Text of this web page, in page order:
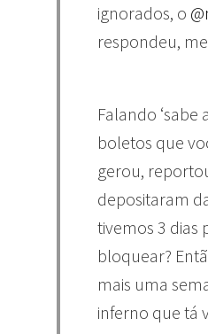
ignorados, o
respondeu,
Falando ‘sabe
boletos que
gerou,
depositaram
tivemos 3 dias
bloquear?
mais uma
inferno que tá